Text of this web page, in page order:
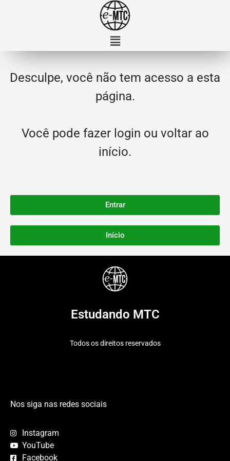
Desculpe, você não tem acesso a esta
página.
Você pode fazer login ou voltar ao
início.
Entrar
Início
Estudando MTC
Todos os direitos reservados
Nos siga nas redes sociais
Instagram
YouTube
Facebook